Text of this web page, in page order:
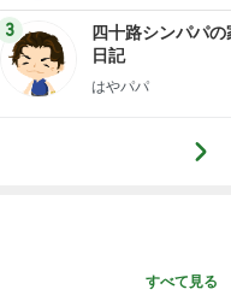
3
四十路シンパパの
日記
はやパパ
すべて見る